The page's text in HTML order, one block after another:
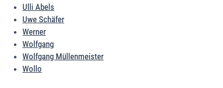
Ulli Abels
Uwe Schäfer
Werner
Wolfgang
Wolfgang Müllenmeister
Wollo